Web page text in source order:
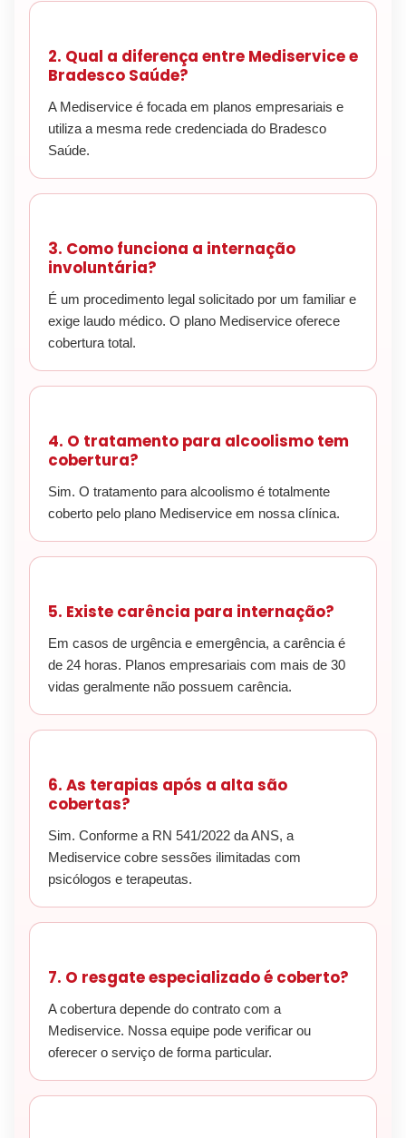
2. Qual a diferença entre Mediservice e
Bradesco Saúde?
A Mediservice é focada em planos empresariais e
utiliza a mesma rede credenciada do Bradesco
Saúde.
3. Como funciona a internação
involuntária?
É um procedimento legal solicitado por um familiar e
exige laudo médico. O plano Mediservice oferece
cobertura total.
4. O tratamento para alcoolismo tem
cobertura?
Sim. O tratamento para alcoolismo é totalmente
coberto pelo plano Mediservice em nossa clínica.
5. Existe carência para internação?
Em casos de urgência e emergência, a carência é
de 24 horas. Planos empresariais com mais de 30
vidas geralmente não possuem carência.
6. As terapias após a alta são
cobertas?
Sim. Conforme a RN 541/2022 da ANS, a
Mediservice cobre sessões ilimitadas com
psicólogos e terapeutas.
7. O resgate especializado é coberto?
A cobertura depende do contrato com a
Mediservice. Nossa equipe pode verificar ou
oferecer o serviço de forma particular.